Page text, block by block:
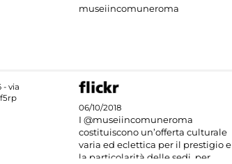
museiincomuneroma
06/10/2018
I @museiincomuneroma
costituiscono un’offerta culturale
varia ed eclettica per il prestigio e
la particolarità delle sedi, per